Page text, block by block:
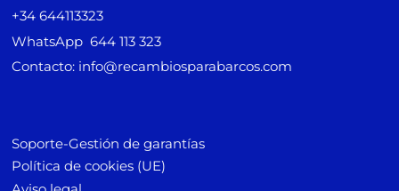
+34 644113323
WhatsApp 644 113 323
Contacto: info@recambiosparabarcos.com
Soporte-Gestión de garantías
Política de cookies (UE)